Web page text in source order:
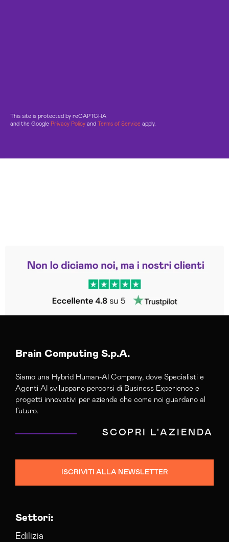
This site is protected by reCAPTCHA
and the Google Privacy Policy and Terms of Service apply.
Trustpilot
Brain Computing S.p.A.
Siamo una Hybrid Human-AI Company, dove Specialisti e
Agenti AI sviluppano percorsi di Business Experience e
progetti innovativi per aziende che come noi guardano al
futuro.
SCOPRI L'AZIENDA
ISCRIVITI ALLA NEWSLETTER
Settori:
Edilizia